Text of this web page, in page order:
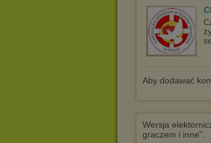
Aby dodawać
Wersja
graczem i inne".